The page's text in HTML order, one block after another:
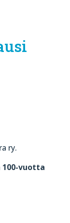
ry.
100-vuotta